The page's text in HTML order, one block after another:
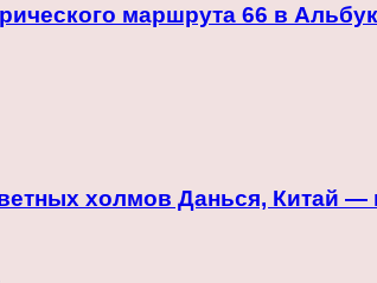
маршрута 66 в
холмов Данься, Китай